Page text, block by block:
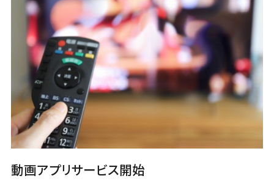
動画アプリサービス開始